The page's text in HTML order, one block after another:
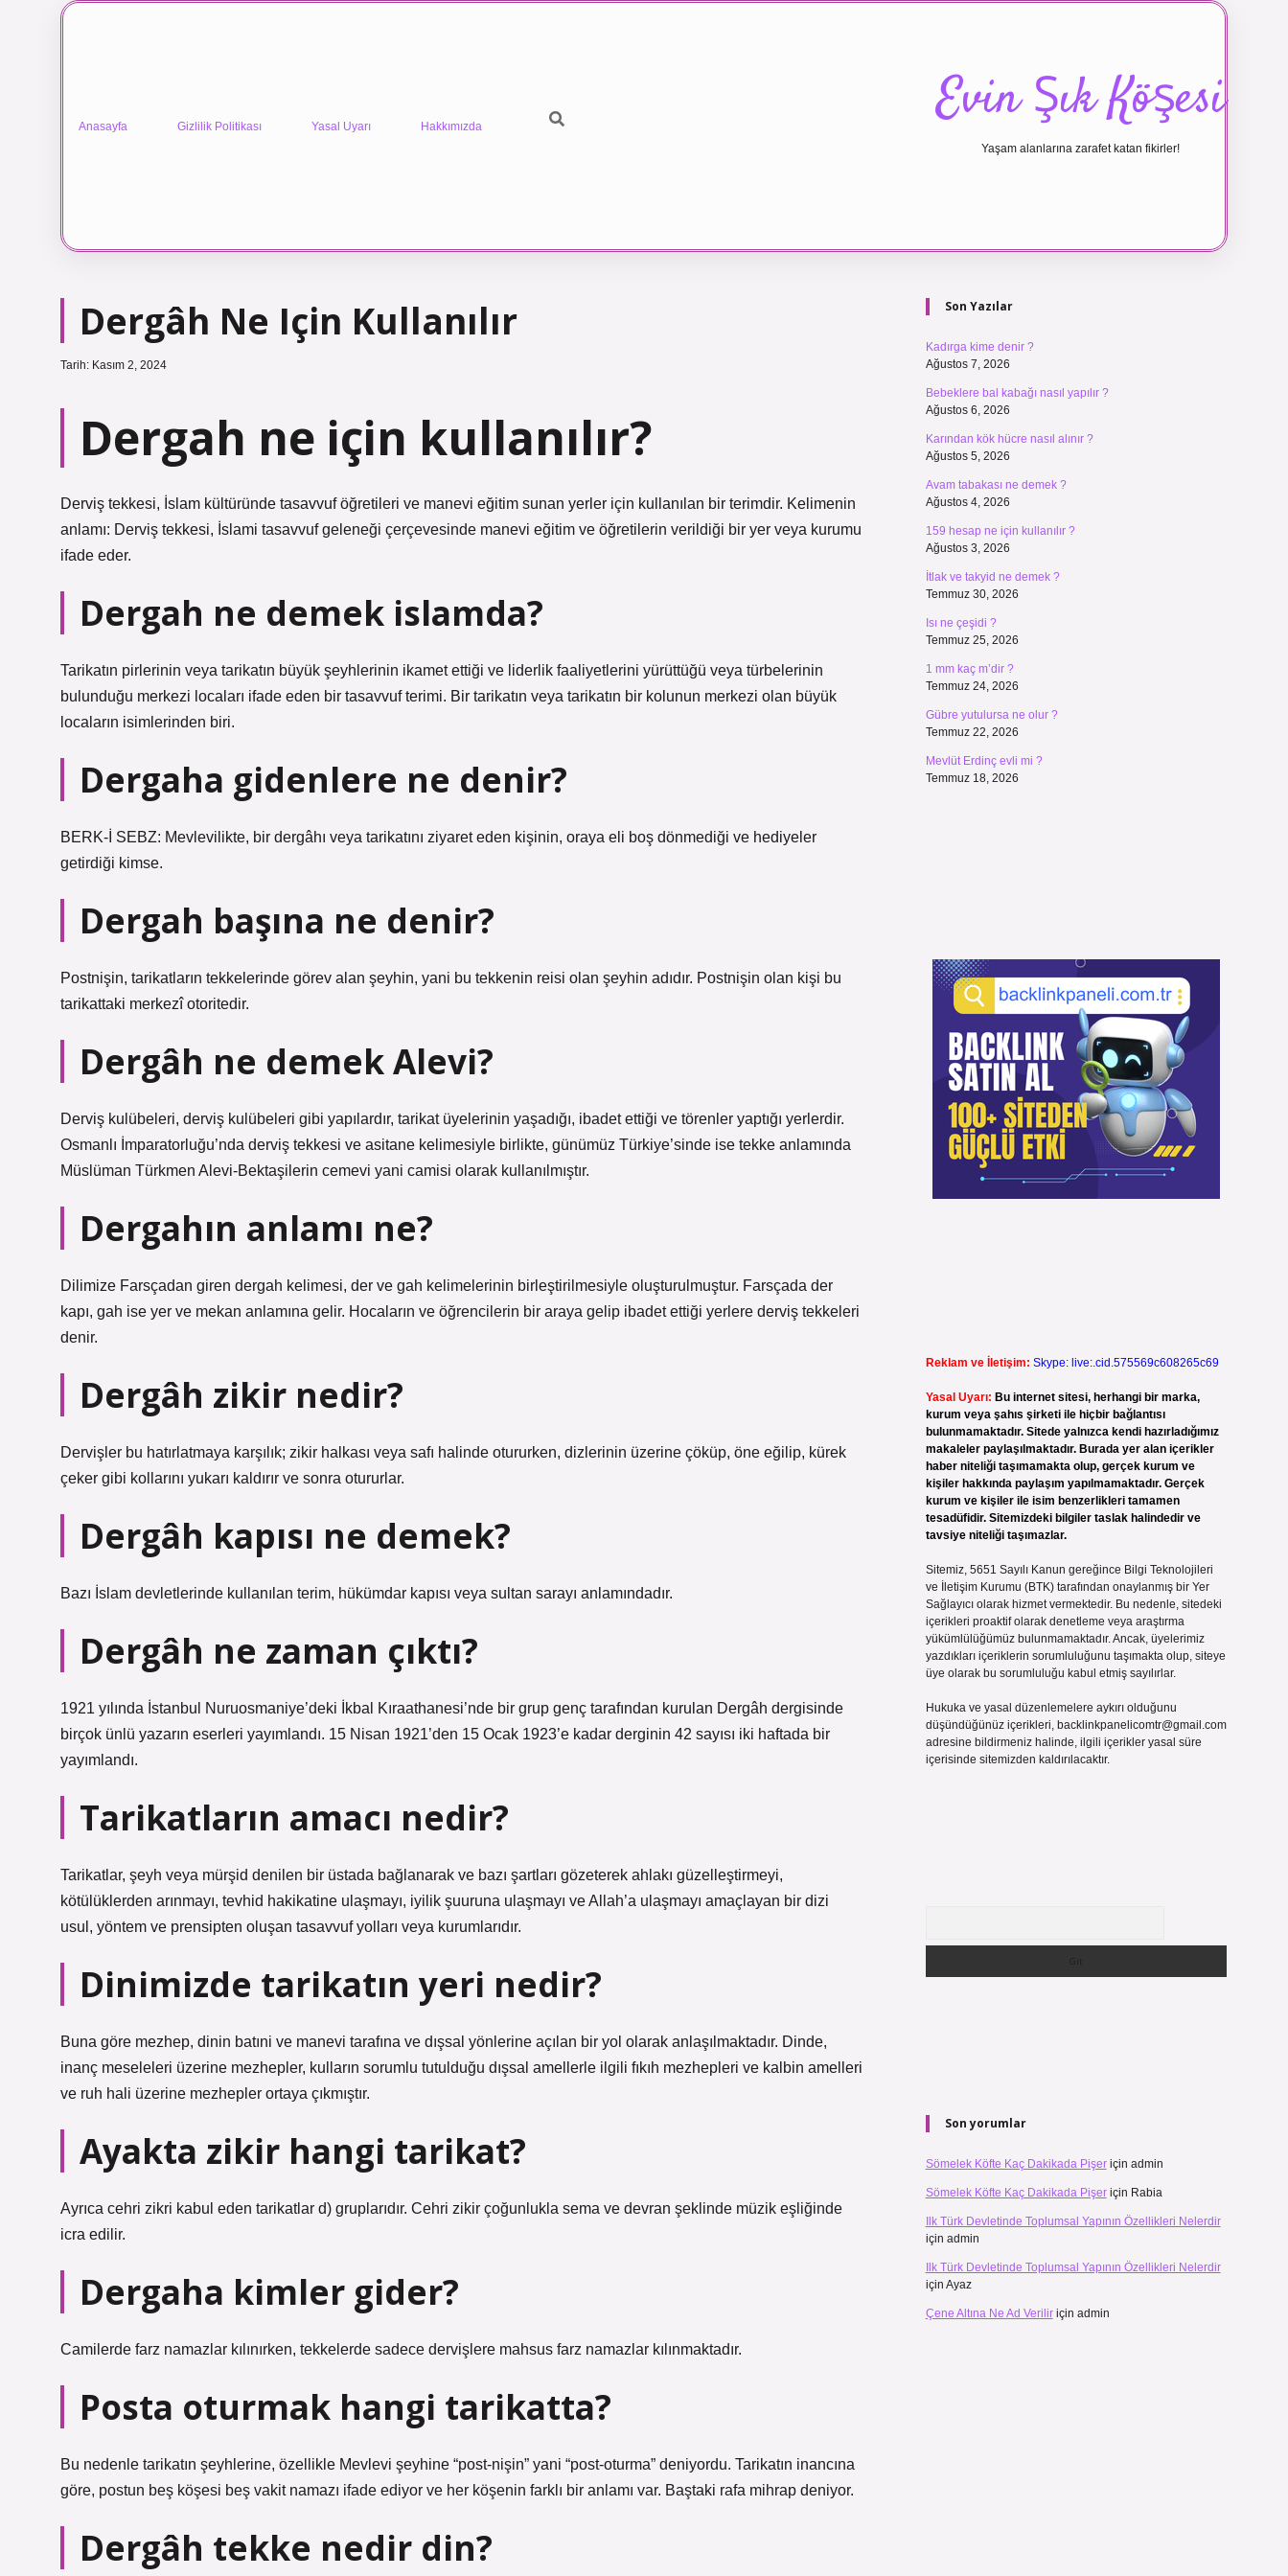
Anasayfa Gizlilik Politikası Yasal Uyarı Hakkımızda Evin Şık Köşesi
Yaşam alanlarına zarafet katan fikirler!
Dergâh Ne Için Kullanılır
Tarih: Kasım 2, 2024
Dergah ne için kullanılır?
Derviş tekkesi, İslam kültüründe tasavvuf öğretileri ve manevi eğitim sunan yerler için kullanılan bir terimdir. Kelimenin
anlamı: Derviş tekkesi, İslami tasavvuf geleneği çerçevesinde manevi eğitim ve öğretilerin verildiği bir yer veya kurumu
ifade eder.
Dergah ne demek islamda?
Tarikatın pirlerinin veya tarikatın büyük şeyhlerinin ikamet ettiği ve liderlik faaliyetlerini yürüttüğü veya türbelerinin
bulunduğu merkezi locaları ifade eden bir tasavvuf terimi. Bir tarikatın veya tarikatın bir kolunun merkezi olan büyük
locaların isimlerinden biri.
Dergaha gidenlere ne denir?
BERK-İ SEBZ: Mevlevilikte, bir dergâhı veya tarikatını ziyaret eden kişinin, oraya eli boş dönmediği ve hediyeler
getirdiği kimse.
Dergah başına ne denir?
Postnişin, tarikatların tekkelerinde görev alan şeyhin, yani bu tekkenin reisi olan şeyhin adıdır. Postnişin olan kişi bu
tarikattaki merkezî otoritedir.
Dergâh ne demek Alevi?
Derviş kulübeleri, derviş kulübeleri gibi yapılardır, tarikat üyelerinin yaşadığı, ibadet ettiği ve törenler yaptığı yerlerdir.
Osmanlı İmparatorluğu’nda derviş tekkesi ve asitane kelimesiyle birlikte, günümüz Türkiye’sinde ise tekke anlamında
Müslüman Türkmen Alevi-Bektaşilerin cemevi yani camisi olarak kullanılmıştır.
Dergahın anlamı ne?
Dilimize Farsçadan giren dergah kelimesi, der ve gah kelimelerinin birleştirilmesiyle oluşturulmuştur. Farsçada der
kapı, gah ise yer ve mekan anlamına gelir. Hocaların ve öğrencilerin bir araya gelip ibadet ettiği yerlere derviş tekkeleri
denir.
Dergâh zikir nedir?
Dervişler bu hatırlatmaya karşılık; zikir halkası veya safı halinde otururken, dizlerinin üzerine çöküp, öne eğilip, kürek
çeker gibi kollarını yukarı kaldırır ve sonra otururlar.
Dergâh kapısı ne demek?
Bazı İslam devletlerinde kullanılan terim, hükümdar kapısı veya sultan sarayı anlamındadır.
Dergâh ne zaman çıktı?
1921 yılında İstanbul Nuruosmaniye’deki İkbal Kıraathanesi’nde bir grup genç tarafından kurulan Dergâh dergisinde
birçok ünlü yazarın eserleri yayımlandı. 15 Nisan 1921’den 15 Ocak 1923’e kadar derginin 42 sayısı iki haftada bir
yayımlandı.
Tarikatların amacı nedir?
Tarikatlar, şeyh veya mürşid denilen bir üstada bağlanarak ve bazı şartları gözeterek ahlakı güzelleştirmeyi,
kötülüklerden arınmayı, tevhid hakikatine ulaşmayı, iyilik şuuruna ulaşmayı ve Allah’a ulaşmayı amaçlayan bir dizi
usul, yöntem ve prensipten oluşan tasavvuf yolları veya kurumlarıdır.
Dinimizde tarikatın yeri nedir?
Buna göre mezhep, dinin batıni ve manevi tarafına ve dışsal yönlerine açılan bir yol olarak anlaşılmaktadır. Dinde,
inanç meseleleri üzerine mezhepler, kulların sorumlu tutulduğu dışsal amellerle ilgili fıkıh mezhepleri ve kalbin amelleri
ve ruh hali üzerine mezhepler ortaya çıkmıştır.
Ayakta zikir hangi tarikat?
Ayrıca cehri zikri kabul eden tarikatlar d) gruplarıdır. Cehri zikir çoğunlukla sema ve devran şeklinde müzik eşliğinde
icra edilir.
Dergaha kimler gider?
Camilerde farz namazlar kılınırken, tekkelerde sadece dervişlere mahsus farz namazlar kılınmaktadır.
Posta oturmak hangi tarikatta?
Bu nedenle tarikatın şeyhlerine, özellikle Mevlevi şeyhine “post-nişin” yani “post-oturma” deniyordu. Tarikatın inancına
göre, postun beş köşesi beş vakit namazı ifade ediyor ve her köşenin farklı bir anlamı var. Baştaki rafa mihrap deniyor.
Dergâh tekke nedir din?
Sidebar
Son Yazılar
Kadırga kime denir ?
Ağustos 7, 2026
Bebeklere bal kabağı nasıl yapılır ?
Ağustos 6, 2026
Karından kök hücre nasıl alınır ?
Ağustos 5, 2026
Avam tabakası ne demek ?
Ağustos 4, 2026
159 hesap ne için kullanılır ?
Ağustos 3, 2026
İtlak ve takyid ne demek ?
Temmuz 30, 2026
Isı ne çeşidi ?
Temmuz 25, 2026
1 mm kaç m’dir ?
Temmuz 24, 2026
Gübre yutulursa ne olur ?
Temmuz 22, 2026
Mevlüt Erdinç evli mi ?
Temmuz 18, 2026
Reklam ve İletişim: Skype: live:.cid.575569c608265c69
Yasal Uyarı: Bu internet sitesi, herhangi bir marka,
kurum veya şahıs şirketi ile hiçbir bağlantısı
bulunmamaktadır. Sitede yalnızca kendi hazırladığımız
makaleler paylaşılmaktadır. Burada yer alan içerikler
haber niteliği taşımamakta olup, gerçek kurum ve
kişiler hakkında paylaşım yapılmamaktadır. Gerçek
kurum ve kişiler ile isim benzerlikleri tamamen
tesadüfidir. Sitemizdeki bilgiler taslak halindedir ve
tavsiye niteliği taşımazlar.
Sitemiz, 5651 Sayılı Kanun gereğince Bilgi Teknolojileri
ve İletişim Kurumu (BTK) tarafından onaylanmış bir Yer
Sağlayıcı olarak hizmet vermektedir. Bu nedenle, sitedeki
içerikleri proaktif olarak denetleme veya araştırma
yükümlülüğümüz bulunmamaktadır. Ancak, üyelerimiz
yazdıkları içeriklerin sorumluluğunu taşımakta olup, siteye
üye olarak bu sorumluluğu kabul etmiş sayılırlar.
Hukuka ve yasal düzenlemelere aykırı olduğunu
düşündüğünüz içerikleri, backlinkpanelicomtr@gmail.com
adresine bildirmeniz halinde, ilgili içerikler yasal süre
içerisinde sitemizden kaldırılacaktır.
Son yorumlar
Sömelek Köfte Kaç Dakikada Pişeriçin admin
Sömelek Köfte Kaç Dakikada Pişeriçin Rabia
Ilk Türk Devletinde Toplumsal Yapının Özellikleri Nelerdir
için admin
Ilk Türk Devletinde Toplumsal Yapının Özellikleri Nelerdir
için Ayaz
Çene Altına Ne Ad Veriliriçin admin